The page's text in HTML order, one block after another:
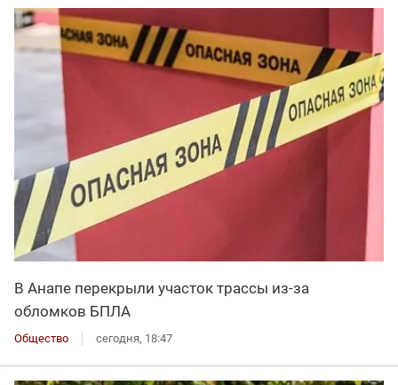
В Анапе перекрыли участок трассы из-за
обломков БПЛА
Общество сегодня, 18:47